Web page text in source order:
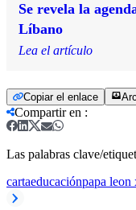
Se revela la
Líbano
Lea el artículo
Copiar el enlace
Compartir en :
Las palabras clave/
cartaeducaciónpapa leon